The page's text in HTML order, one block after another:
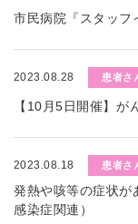
市民病院『スタッフ
2023.08.28 患者さ
【10月5日開催】
2023.08.18 患者さ
発熱や咳等の症状が
感染症関連）